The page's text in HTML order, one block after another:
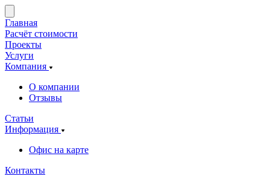
Главная
Расчёт стоимости
Проекты
Услуги
Компания
О компании
Отзывы
Статьи
Информация
Офис на карте
Контакты